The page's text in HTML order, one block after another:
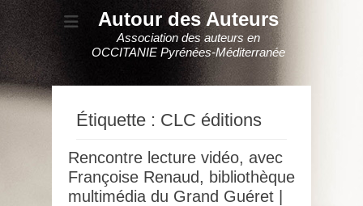
Autour des Auteurs
Association des auteurs en
OCCITANIE Pyrénées-Méditerranée
Étiquette : CLC éditions
Rencontre lecture vidéo, avec
Françoise Renaud, bibliothèque
multimédia du Grand Guéret |